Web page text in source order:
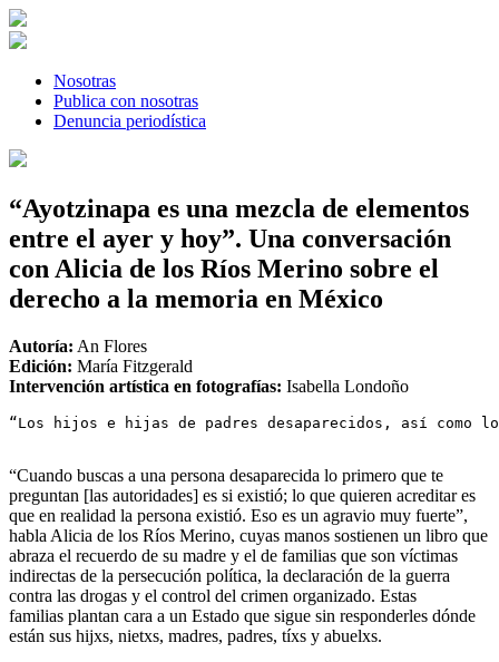
Skip
to
Nosotras
Publica con nosotras
Denuncia periodística
“Ayotzinapa es una mezcla de elementos
entre el ayer y hoy”. Una conversación
con Alicia de los Ríos Merino sobre el
derecho a la memoria en México
Autoría: An Flores
Edición: María Fitzgerald
Intervención artística en fotografías: Isabella Londoño
“Los hijos e hijas de padres desaparecidos, así
“Cuando buscas a una persona desaparecida lo primero que te
preguntan [las autoridades] es si existió; lo que quieren acreditar es
que en realidad la persona existió. Eso es un agravio muy fuerte”,
habla Alicia de los Ríos Merino, cuyas manos sostienen un libro que
abraza el recuerdo de su madre y el de familias que son víctimas
indirectas de la persecución política, la declaración de la guerra
contra las drogas y el control del crimen organizado. Estas
familias plantan cara a un Estado que sigue sin responderles dónde
están sus hijxs, nietxs, madres, padres, tíxs y abuelxs.